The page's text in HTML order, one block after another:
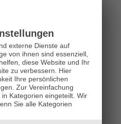
externe Dienste auf
von ihnen sind essenziell,
diese Website und Ihr
zu verbessern. Hier
Ihre persönlichen
Zur Vereinfachung
Kategorien eingeteilt. Wir
Sie alle Kategorien
sind